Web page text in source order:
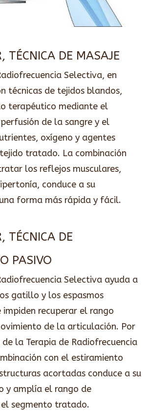
TÉCNICA DE MASAJE
Selectiva, en
técnicas de tejidos blandos,
terapéutico mediante el
de la sangre y el
oxígeno y agentes
tratado. La combinación
los reflejos musculares,
conduce a su
forma más rápida y fácil.
TÉCNICA DE
PASIVO
Selectiva ayuda a
gatillo y los espasmos
impiden recuperar el rango
de la articulación. Por
la Terapia de Radiofrecuencia
con el estiramiento
acortadas conduce a su
y amplía el rango de
segmento tratado.